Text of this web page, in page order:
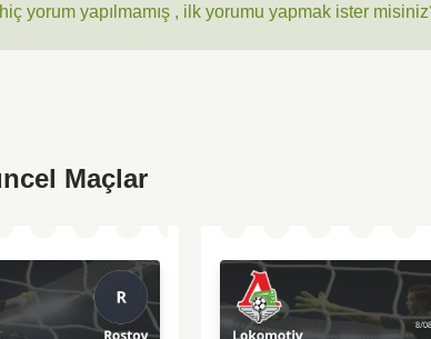
yorum yapılmamış , ilk yorumu yapmak ister
Maçlar